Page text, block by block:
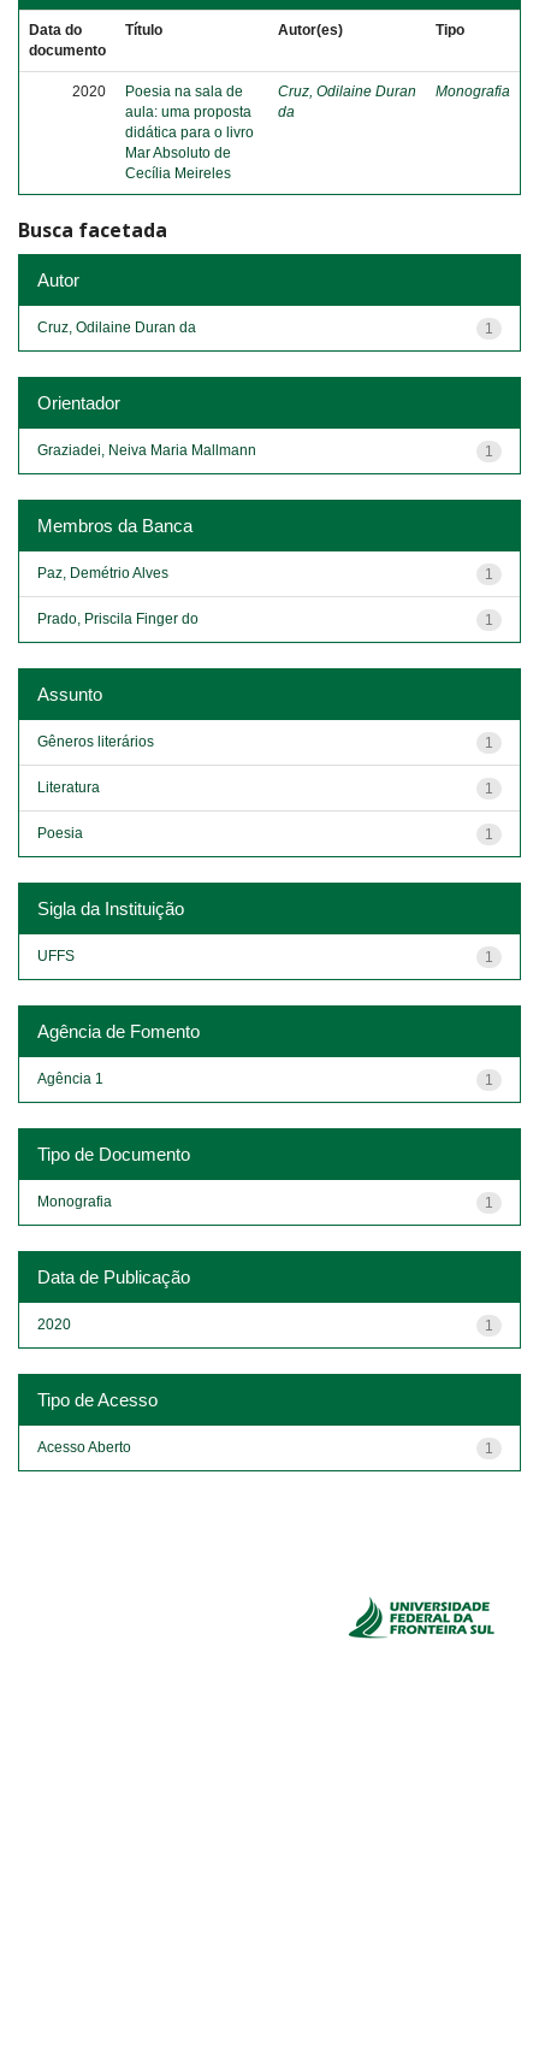
Data do
documento
Título Autor(es) Tipo
2020
Poesia na sala de
aula: uma proposta
didática para o livro
Mar Absoluto de
Cecília Meireles
Cruz, Odilaine Duran
da
Monografia
Busca facetada
Autor
1
Cruz, Odilaine Duran da
Orientador
1
Graziadei, Neiva Maria Mallmann
Membros da Banca
1
Paz, Demétrio Alves
1
Prado, Priscila Finger do
Assunto
1
Gêneros literários
1
Literatura
1
Poesia
Sigla da Instituição
1
UFFS
Agência de Fomento
1
Agência 1
Tipo de Documento
1
Monografia
Data de Publicação
1
2020
Tipo de Acesso
1
Acesso Aberto